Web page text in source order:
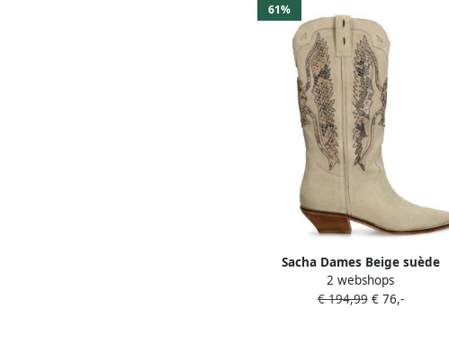
61%
Sacha Dames Beige suède
cowboylaarzen met sierstiksels
2 webshops
€ 194,99€ 76,-